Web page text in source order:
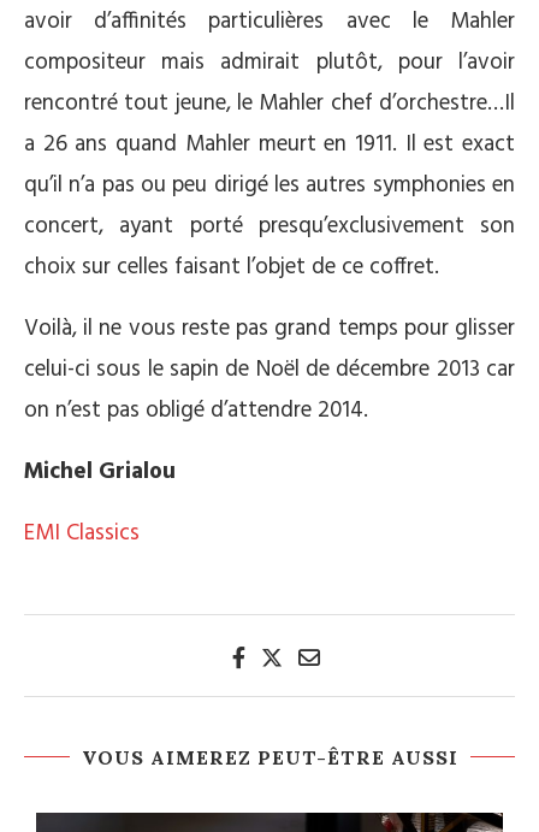
avoir d’affinités particulières avec le Mahler
compositeur mais admirait plutôt, pour l’avoir
rencontré tout jeune, le Mahler chef d’orchestre…Il
a 26 ans quand Mahler meurt en 1911. Il est exact
qu’il n’a pas ou peu dirigé les autres symphonies en
concert, ayant porté presqu’exclusivement son
choix sur celles faisant l’objet de ce coffret.
Voilà, il ne vous reste pas grand temps pour glisser
celui-ci sous le sapin de Noël de décembre 2013 car
on n’est pas obligé d’attendre 2014.
Michel Grialou
EMI Classics
VOUS AIMEREZ PEUT-ÊTRE AUSSI